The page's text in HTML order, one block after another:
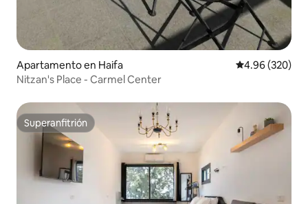
Apartamento en Haifa Calificación
4.96 (320)
Nitzan's Place - Carmel Center
Superanfitrión
Superanfitrión